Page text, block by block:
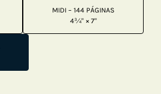
MIDI – 144 PÁGINAS
4¾" × 7"